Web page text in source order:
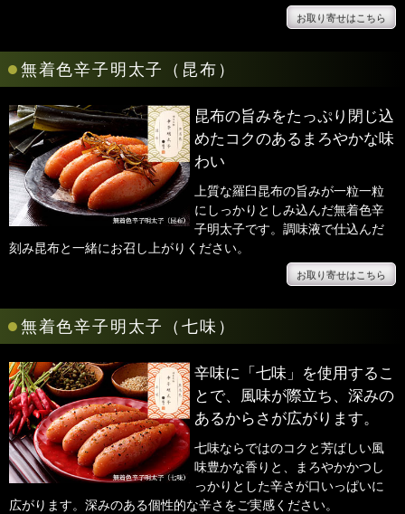
お取り寄せはこちら
● 無着色辛子明太子（昆布）
昆布の旨みをたっぷり閉じ込
めたコクのあるまろやかな味
わい
上質な羅臼昆布の旨みが一粒一粒
にしっかりとしみ込んだ無着色辛
子明太子です。調味液で仕込んだ
刻み昆布と一緒にお召し上がりください。
お取り寄せはこちら
● 無着色辛子明太子（七味）
辛味に「七味」を使用するこ
とで、風味が際立ち、深みの
あるからさが広がります。
七味ならではのコクと芳ばしい風
味豊かな香りと、まろやかかつし
っかりとした辛さが口いっぱいに
広がります。深みのある個性的な辛さをご実感ください。